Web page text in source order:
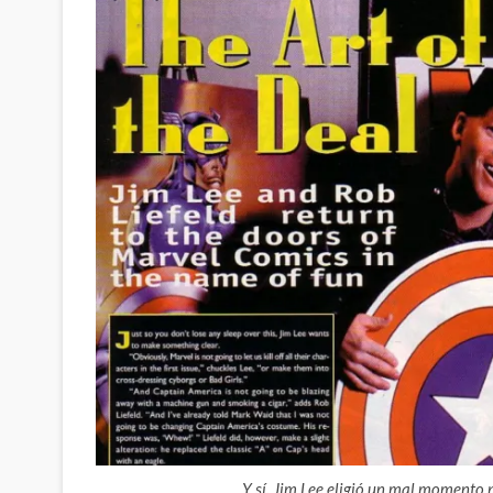
Y sí, Jim Lee eligió un mal